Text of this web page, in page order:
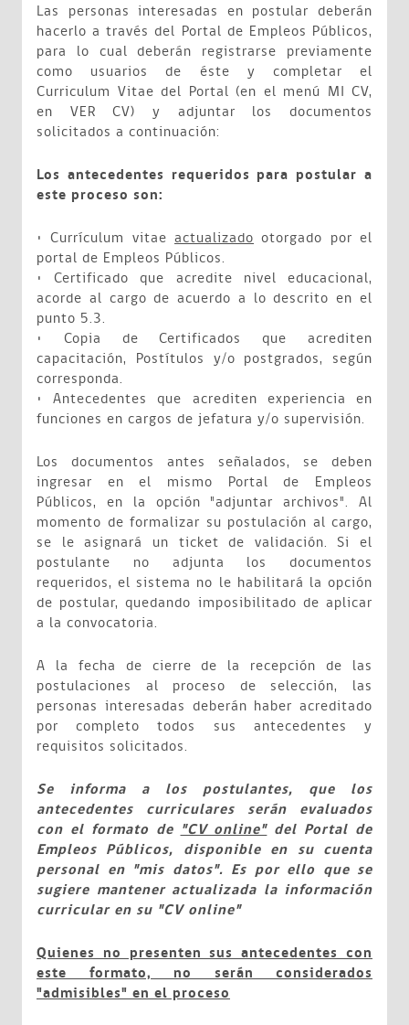
Las personas interesadas en postular deberán
hacerlo a través del Portal de Empleos Públicos,
para lo cual deberán registrarse previamente
como usuarios de éste y completar el
Curriculum Vitae del Portal (en el menú MI CV,
en VER CV) y adjuntar los documentos
solicitados a continuación:
Los antecedentes requeridos para postular a
este proceso son:
• Currículum vitae actualizado otorgado por el
portal de Empleos Públicos.
• Certificado que acredite nivel educacional,
acorde al cargo de acuerdo a lo descrito en el
punto 5.3.
• Copia de Certificados que acrediten
capacitación, Postítulos y/o postgrados, según
corresponda.
• Antecedentes que acrediten experiencia en
funciones en cargos de jefatura y/o supervisión.
Los documentos antes señalados, se deben
ingresar en el mismo Portal de Empleos
Públicos, en la opción "adjuntar archivos". Al
momento de formalizar su postulación al cargo,
se le asignará un ticket de validación. Si el
postulante no adjunta los documentos
requeridos, el sistema no le habilitará la opción
de postular, quedando imposibilitado de aplicar
a la convocatoria.
A la fecha de cierre de la recepción de las
postulaciones al proceso de selección, las
personas interesadas deberán haber acreditado
por completo todos sus antecedentes y
requisitos solicitados.
Se informa a los postulantes, que los
antecedentes curriculares serán evaluados
con el formato de"CV online"del Portal de
Empleos Públicos, disponible en su cuenta
personal en "mis datos". Es por ello que se
sugiere mantener actualizada la información
curricular en su "CV online"
Quienes no presenten sus antecedentes con
este formato, no serán considerados
"admisibles" en el proceso